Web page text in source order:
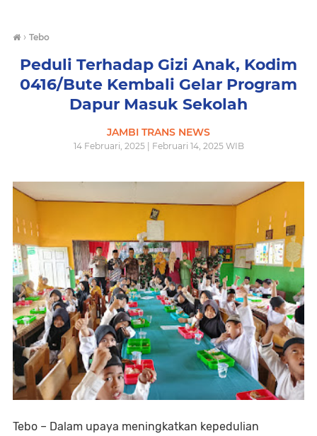
› Tebo
Peduli Terhadap Gizi Anak, Kodim
0416/Bute Kembali Gelar Program
Dapur Masuk Sekolah
JAMBI TRANS NEWS
14 Februari, 2025 | Februari 14, 2025 WIB
Tebo – Dalam upaya meningkatkan kepedulian